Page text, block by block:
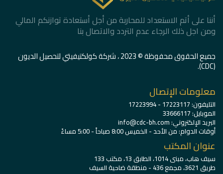
أننا على أتم الاستعداد للمحاربة من أجل أستعادة توازنكم المالي
ومن اجل ذلك الرجاء عدم التردد والاتصال بنا
جميع الحقوق محفوظة © 2023 ، شركة كولكتيفيتي لتحصيل الديون
(CDC).
معلومات الإتصال
التليفون: 17223117 - 17223994
الموبايل: 33666117
البريد الإلكتروني:info@cdc-bh.com
أوقات الدوام: من الأحد - الخميس 8:00 صباحاً - 5:00 مساءً
عنوان المكتب
سيف هاب، مبنى 1014، الطابق 13، مكتب 133
طريق 3621، مجمع 436 - منطقة ضاحية السيف